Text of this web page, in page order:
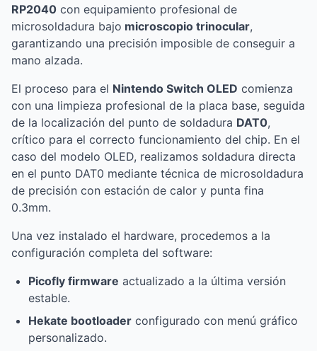
RP2040 con equipamiento profesional de
microsoldadura bajo microscopio trinocular,
garantizando una precisión imposible de conseguir a
mano alzada.
El proceso para el Nintendo Switch OLED comienza
con una limpieza profesional de la placa base, seguida
de la localización del punto de soldadura DAT0,
crítico para el correcto funcionamiento del chip. En el
caso del modelo OLED, realizamos soldadura directa
en el punto DAT0 mediante técnica de microsoldadura
de precisión con estación de calor y punta fina
0.3mm.
Una vez instalado el hardware, procedemos a la
configuración completa del software:
Picofly firmware actualizado a la última versión
estable.
Hekate bootloader configurado con menú gráfico
personalizado.